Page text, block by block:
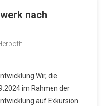
nach
Wir, die
im Rahmen der
auf Exkursion